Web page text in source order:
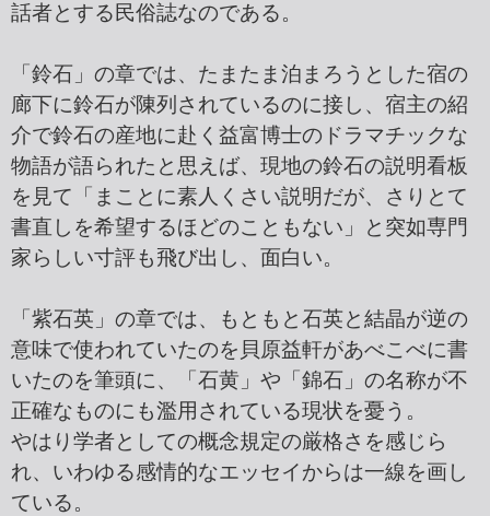
話者とする民俗誌なのである。
「鈴石」の章では、たまたま泊まろうとした宿の
廊下に鈴石が陳列されているのに接し、宿主の紹
介で鈴石の産地に赴く益富博士のドラマチックな
物語が語られたと思えば、現地の鈴石の説明看板
を見て「まことに素人くさい説明だが、さりとて
書直しを希望するほどのこともない」と突如専門
家らしい寸評も飛び出し、面白い。
「紫石英」の章では、もともと石英と結晶が逆の
意味で使われていたのを貝原益軒があべこべに書
いたのを筆頭に、「石黄」や「錦石」の名称が不
正確なものにも濫用されている現状を憂う。
やはり学者としての概念規定の厳格さを感じら
れ、いわゆる感情的なエッセイからは一線を画し
ている。